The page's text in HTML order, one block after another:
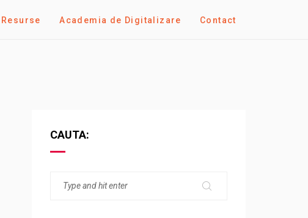
Resurse Academia de Digitalizare Contact
CAUTA: